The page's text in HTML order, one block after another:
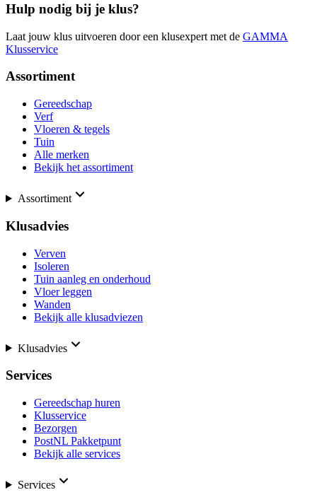
Hulp nodig bij je klus?
Laat jouw klus uitvoeren door een klusexpert met de GAMMA
Klusservice
Assortiment
Gereedschap
Verf
Vloeren & tegels
Tuin
Alle merken
Bekijk het assortiment
Assortiment
Klusadvies
Verven
Isoleren
Tuin aanleg en onderhoud
Vloer leggen
Wanden
Bekijk alle klusadviezen
Klusadvies
Services
Gereedschap huren
Klusservice
Bezorgen
PostNL Pakketpunt
Bekijk alle services
Services